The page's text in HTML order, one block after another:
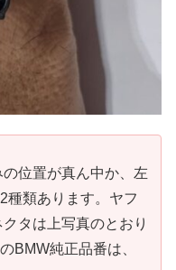
位置が真ん中か、左
種類あります。ヤフ
タは上写真のとおり
BMW純正品番は、